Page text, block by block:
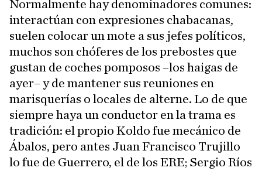
Normalmente hay denominadores comunes:
interactúan con expresiones chabacanas,
suelen colocar un mote a sus jefes políticos,
muchos son chóferes de los prebostes que
gustan de coches pomposos –los haigas de
ayer– y de mantener sus reuniones en
marisquerías o locales de alterne. Lo de que
siempre haya un conductor en la trama es
tradición: el propio Koldo fue mecánico de
Ábalos, pero antes Juan Francisco Trujillo
lo fue de Guerrero, el de los ERE; Sergio Ríos